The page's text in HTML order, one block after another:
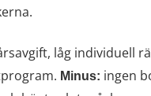
låg individuell
Minus: ingen